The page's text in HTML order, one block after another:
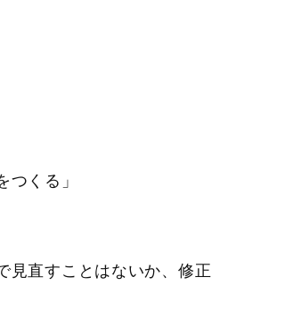
つくる」
見直すことはないか、修正